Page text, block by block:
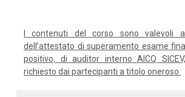
I contenuti del corso sono valevoli
dell’attestato di superamento esame
positivo, di auditor interno AICQ
richiesto dai partecipanti a titolo oneroso.